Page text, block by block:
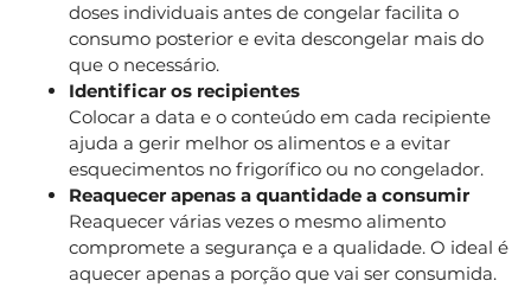
doses individuais antes de congelar facilita o
consumo posterior e evita descongelar mais do
que o necessário.
Identificar os recipientes
Colocar a data e o conteúdo em cada recipiente
ajuda a gerir melhor os alimentos e a evitar
esquecimentos no frigorífico ou no congelador.
Reaquecer apenas a quantidade a consumir
Reaquecer várias vezes o mesmo alimento
compromete a segurança e a qualidade. O ideal é
aquecer apenas a porção que vai ser consumida.